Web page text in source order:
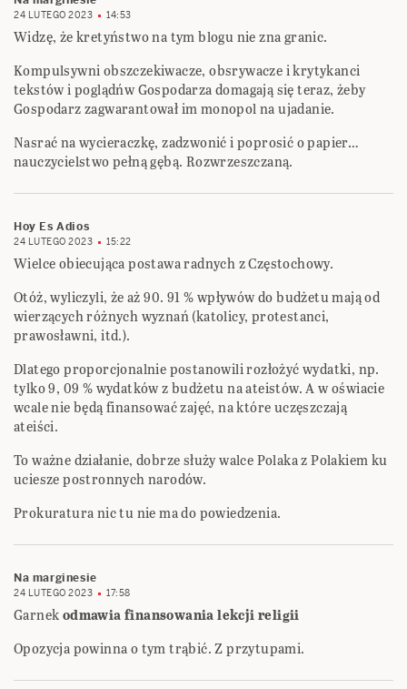
24 LUTEGO 2023 14:53
Widzę, że kretyństwo na tym blogu nie zna granic.
Kompulsywni obszczekiwacze, obsrywacze i krytykanci
tekstów i poglądńw Gospodarza domagają się teraz, żeby
Gospodarz zagwarantował im monopol na ujadanie.
Nasrać na wycieraczkę, zadzwonić i poprosić o papier…
nauczycielstwo pełną gębą. Rozwrzeszczaną.
Hoy Es Adios
24 LUTEGO 2023 15:22
Wielce obiecująca postawa radnych z Częstochowy.
Otóż, wyliczyli, że aż 90. 91 % wpływów do budżetu mają od
wierzących różnych wyznań (katolicy, protestanci,
prawosławni, itd.).
Dlatego proporcjonalnie postanowili rozłożyć wydatki, np.
tylko 9, 09 % wydatków z budżetu na ateistów. A w oświacie
wcale nie będą finansować zajęć, na które uczęszczają
ateiści.
To ważne działanie, dobrze służy walce Polaka z Polakiem ku
uciesze postronnych narodów.
Prokuratura nic tu nie ma do powiedzenia.
Na marginesie
24 LUTEGO 2023 17:58
Garnekodmawia finansowania lekcji religii
Opozycja powinna o tym trąbić. Z przytupami.